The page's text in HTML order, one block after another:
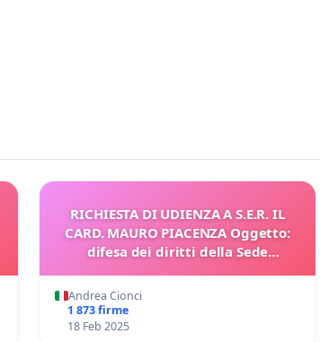
RICHIESTA DI UDIENZA A S.E.R. IL
CARD. MAURO PIACENZA Oggetto:
difesa dei diritti della Sede
Andrea Cionci
1 873 firme
18 Feb 2025